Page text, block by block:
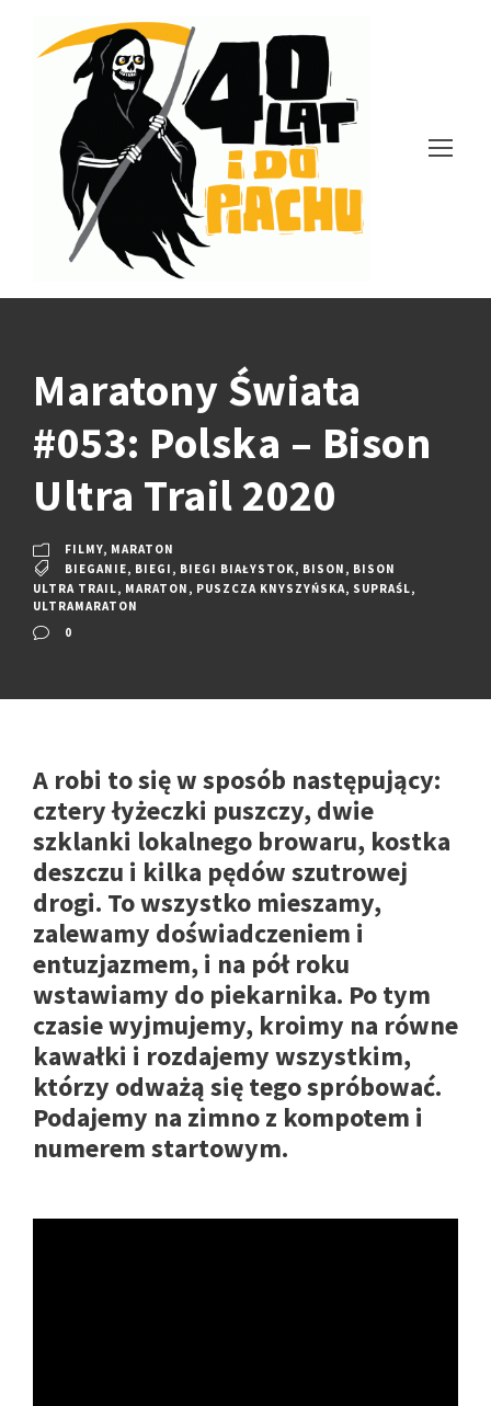
Maratony Świata
#053: Polska – Bison
Ultra Trail 2020
FILMY, MARATON
BIEGANIE, BIEGI , BIEGI BIAŁYSTOK, BISON , BISON
ULTRA TRAIL, MARATON , PUSZCZA KNYSZYŃSKA, SUPRAŚL,
ULTRAMARATON
0
A robi to się w sposób następujący:
cztery łyżeczki puszczy, dwie
szklanki lokalnego browaru, kostka
deszczu i kilka pędów szutrowej
drogi. To wszystko mieszamy,
zalewamy doświadczeniem i
entuzjazmem, i na pół roku
wstawiamy do piekarnika. Po tym
czasie wyjmujemy, kroimy na równe
kawałki i rozdajemy wszystkim,
którzy odważą się tego spróbować.
Podajemy na zimno z kompotem i
numerem startowym.